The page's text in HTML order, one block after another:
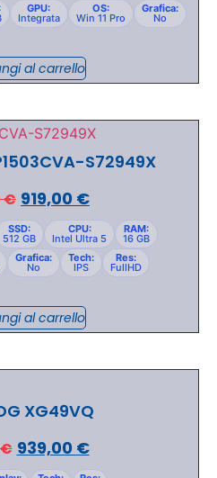
GPU:
Integrata
OS:
Win 11 Pro
Grafica:
No
al carrello
S72949X
€ 919,00 €
SSD:
512 GB
CPU:
Intel Ultra 5
RAM:
16 GB
Grafica:
No
Tech:
IPS
Res:
FullHD
al carrello
XG49VQ
€ 939,00 €